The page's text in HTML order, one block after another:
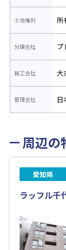
土地権利 所
分譲会社 プ
施工会社 大
管理会社
周辺の
愛知県
ラッフル千